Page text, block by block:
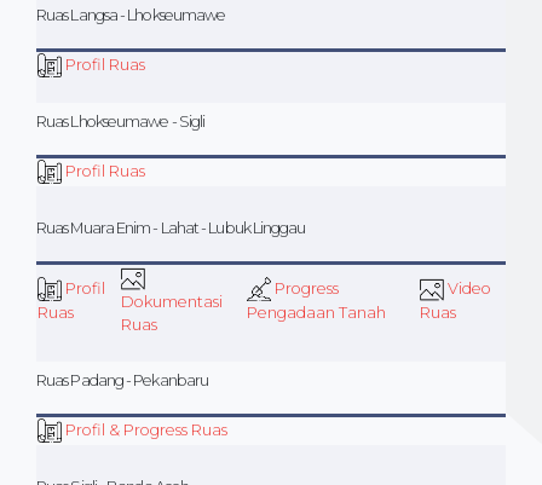
Ruas Langsa - Lhokseumawe
Profil Ruas
Ruas Lhokseumawe - Sigli
Profil Ruas
Ruas Muara Enim - Lahat - Lubuk Linggau
Profil
Ruas
Dokumentasi
Ruas
Progress
Pengadaan Tanah
Video
Ruas
Ruas Padang - Pekanbaru
Profil & Progress Ruas